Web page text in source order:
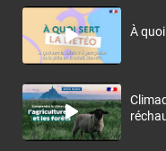
situent bien au-dessus
À